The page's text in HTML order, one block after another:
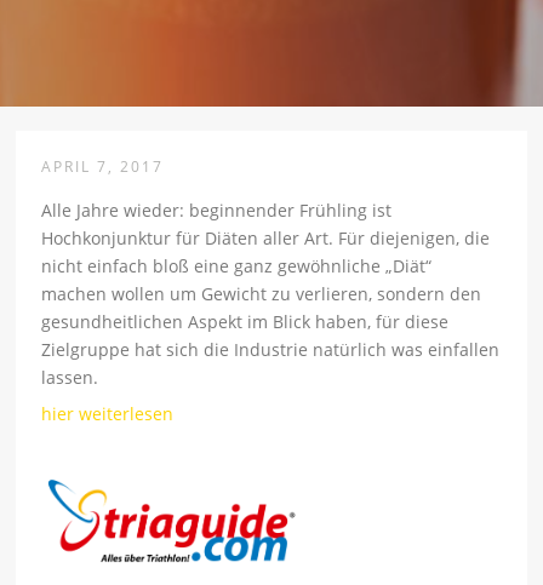
APRIL 7, 2017
Alle Jahre wieder: beginnender Frühling ist
Hochkonjunktur für Diäten aller Art. Für diejenigen, die
nicht einfach bloß eine ganz gewöhnliche „Diät“
machen wollen um Gewicht zu verlieren, sondern den
gesundheitlichen Aspekt im Blick haben, für diese
Zielgruppe hat sich die Industrie natürlich was einfallen
lassen.
hier weiterlesen